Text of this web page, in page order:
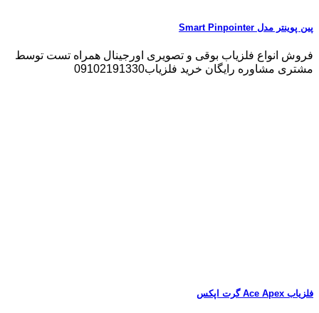
پین پوینتر مدل Smart Pinpointer
فروش انواع فلزیاب بوقی و تصویری اورجینال همراه تست توسط
مشتری مشاوره رایگان خرید فلزیاب09102191330
فلزیاب Ace Apex گرت اپکس